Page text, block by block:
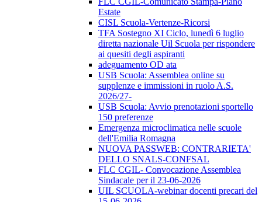
Estate
CISL Scuola-Vertenze-Ricorsi
TFA Sostegno XI Ciclo, lunedì 6 luglio
diretta nazionale Uil Scuola per rispondere
ai quesiti degli aspiranti
adeguamento OD ata
USB Scuola: Assemblea online su
supplenze e immissioni in ruolo A.S.
2026/27-
USB Scuola: Avvio prenotazioni sportello
150 preferenze
Emergenza microclimatica nelle scuole
dell'Emilia Romagna
NUOVA PASSWEB: CONTRARIETA'
DELLO SNALS-CONFSAL
FLC CGIL- Convocazione Assemblea
Sindacale per il 23-06-2026
UIL SCUOLA-webinar docenti precari del